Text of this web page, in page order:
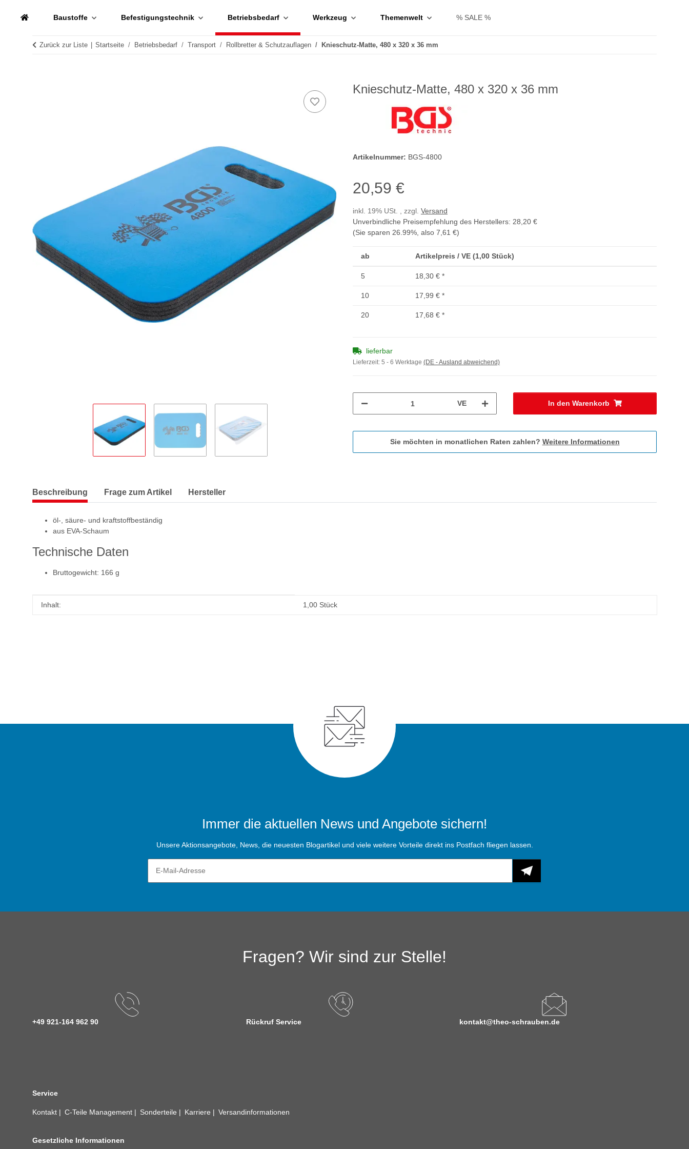
Baustoffe Befestigungstechnik Betriebsbedarf Werkzeug Themenwelt % SALE %
Zurück zur Liste Startseite Betriebsbedarf Transport Rollbretter & Schutzauflagen Knieschutz-Matte, 480 x 320 x 36 mm
Knieschutz-Matte, 480 x 320 x 36 mm
Artikelnummer: BGS-4800
20,59 €
inkl. 19% USt. , zzgl. Versand
Unverbindliche Preisempfehlung des Herstellers: 28,20 €
(Sie sparen 26.99%, also 7,61 €)
ab Artikelpreis / VE (1,00 Stück)
5 18,30 € *
10 17,99 € *
20 17,68 € *
lieferbar
Lieferzeit: 5 - 6 Werktage (DE - Ausland abweichend)
VE In den Warenkorb
Sie möchten in monatlichen Raten zahlen? Weitere Informationen
Beschreibung Frage zum Artikel Hersteller
öl-, säure- und kraftstoffbeständig
aus EVA-Schaum
Technische Daten
Bruttogewicht: 166 g
Produkteigenschaft
Wert
Inhalt: 1,00 Stück
Immer die aktuellen News und Angebote sichern!
Unsere Aktionsangebote, News, die neuesten Blogartikel und viele weitere Vorteile direkt ins Postfach fliegen lassen.
Fragen? Wir sind zur Stelle!
+49 921-164 962 90 Rückruf Service kontakt@theo-schrauben.de
Service
Kontakt C-Teile Management Sonderteile Karriere Versandinformationen
Gesetzliche Informationen